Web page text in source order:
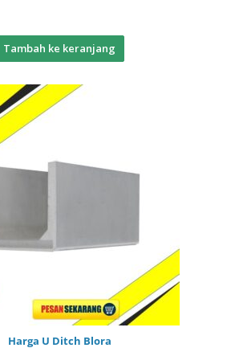
Tambah ke keranjang
Harga U Ditch Blora